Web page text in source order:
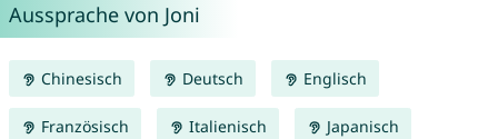
Aussprache von Joni
Chinesisch Deutsch Englisch
Französisch Italienisch Japanisch